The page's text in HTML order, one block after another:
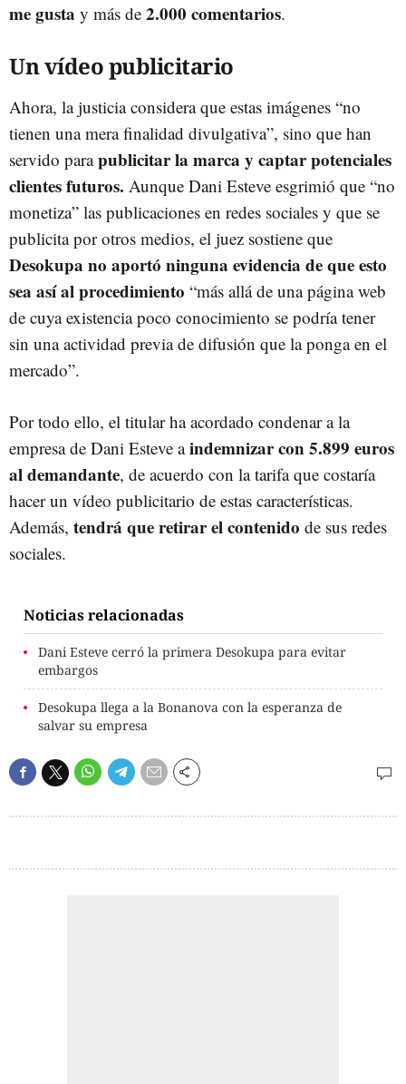
me gusta y más de 2.000 comentarios.
Un vídeo publicitario
Ahora, la justicia considera que estas imágenes “no
tienen una mera finalidad divulgativa”, sino que han
servido parapublicitar la marca y captar potenciales
clientes futuros. Aunque Dani Esteve esgrimió que “no
monetiza” las publicaciones en redes sociales y que se
publicita por otros medios, el juez sostiene que
Desokupa no aportó ninguna evidencia de que esto
sea así al procedimiento “más allá de una página web
de cuya existencia poco conocimiento se podría tener
sin una actividad previa de difusión que la ponga en el
mercado”.
Por todo ello, el titular ha acordado condenar a la
empresa de Dani Esteve aindemnizar con 5.899 euros
al demandante, de acuerdo con la tarifa que costaría
hacer un vídeo publicitario de estas características.
Además, tendrá que retirar el contenido de sus redes
sociales.
Noticias relacionadas
Dani Esteve cerró la primera Desokupa para evitar
embargos
Desokupa llega a la Bonanova con la esperanza de
salvar su empresa